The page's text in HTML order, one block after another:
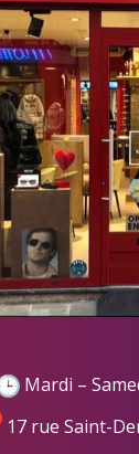
Mardi –
17 rue Saint-